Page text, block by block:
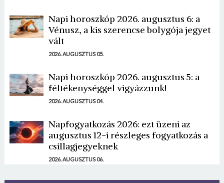
Napi horoszkóp 2026. augusztus 6: a
Vénusz, a kis szerencse bolygója jegyet
vált
2026. AUGUSZTUS 05.
Napi horoszkóp 2026. augusztus 5: a
féltékenységgel vigyázzunk!
2026. AUGUSZTUS 04.
Napfogyatkozás 2026: ezt üzeni az
augusztus 12-i részleges fogyatkozás a
csillagjegyeknek
2026. AUGUSZTUS 06.